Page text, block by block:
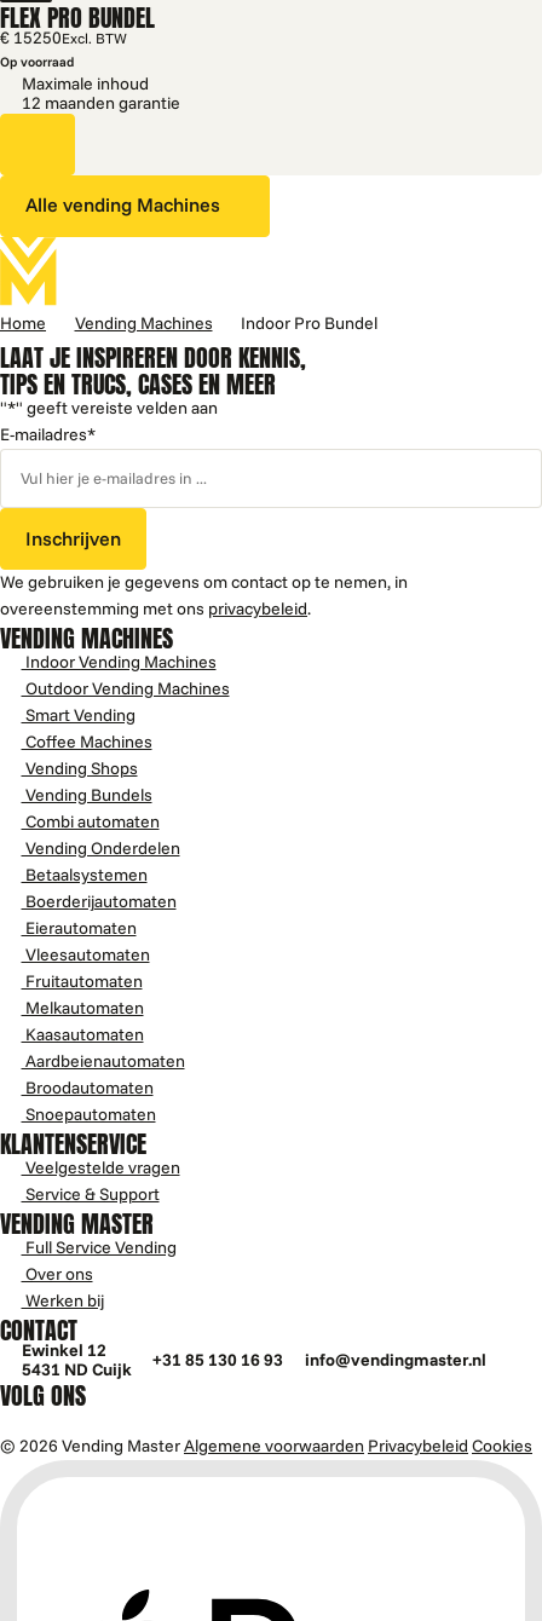
FLEX PRO BUNDEL
€ 15250Excl. BTW
Op voorraad
Maximale inhoud
12 maanden garantie
Alle vending Machines
Home Vending Machines Indoor Pro Bundel
LAAT JE INSPIREREN DOOR KENNIS,
TIPS EN TRUCS, CASES EN MEER
"*" geeft vereiste velden aan
E-mailadres*
Inschrijven
We gebruiken je gegevens om contact op te nemen, in
overeenstemming met ons privacybeleid.
VENDING MACHINES
Indoor Vending Machines
Outdoor Vending Machines
Smart Vending
Coffee Machines
Vending Shops
Vending Bundels
Combi automaten
Vending Onderdelen
Betaalsystemen
Boerderijautomaten
Eierautomaten
Vleesautomaten
Fruitautomaten
Melkautomaten
Kaasautomaten
Aardbeienautomaten
Broodautomaten
Snoepautomaten
KLANTENSERVICE
Veelgestelde vragen
Service & Support
VENDING MASTER
Full Service Vending
Over ons
Werken bij
CONTACT
Ewinkel 12
5431 ND Cuijk
+31 85 130 16 93 info@vendingmaster.nl
VOLG ONS
© 2026 Vending MasterAlgemene voorwaarden Privacybeleid Cookies